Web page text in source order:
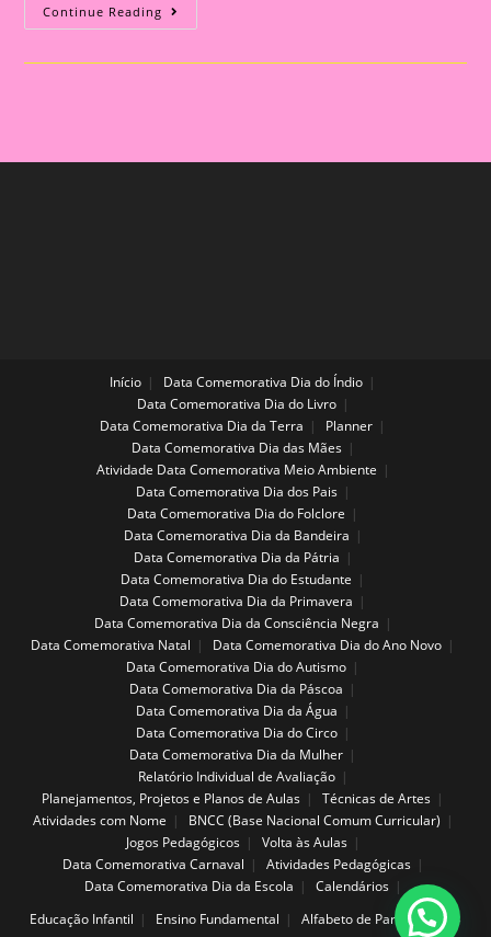
Continue Reading Chaveiro
BNCC
O
Início
Data Comemorativa Dia do Índio
Data Comemorativa Dia do Livro
Data Comemorativa Dia da Terra
Planner
Data Comemorativa Dia das Mães
Atividade Data Comemorativa Meio Ambiente
Data Comemorativa Dia dos Pais
Data Comemorativa Dia do Folclore
Data Comemorativa Dia da Bandeira
Data Comemorativa Dia da Pátria
Data Comemorativa Dia do Estudante
Data Comemorativa Dia da Primavera
Data Comemorativa Dia da Consciência Negra
Data Comemorativa Natal
Data Comemorativa Dia do Ano Novo
Data Comemorativa Dia do Autismo
Data Comemorativa Dia da Páscoa
Data Comemorativa Dia da Água
Data Comemorativa Dia do Circo
Data Comemorativa Dia da Mulher
Relatório Individual de Avaliação
Planejamentos, Projetos e Planos de Aulas
Técnicas de Artes
Atividades com Nome
BNCC (Base Nacional Comum Curricular)
Jogos Pedagógicos
Volta às Aulas
Data Comemorativa Carnaval
Atividades Pedagógicas
Data Comemorativa Dia da Escola
Calendários
Educação Infantil
Ensino Fundamental Alfabeto de Parede